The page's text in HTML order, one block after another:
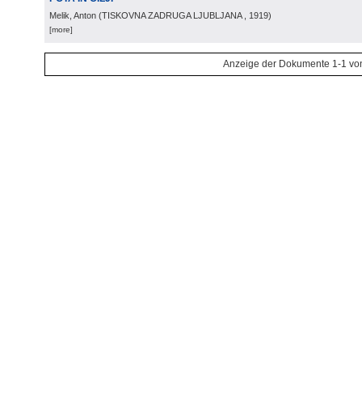
Melik, Anton (TISKOVNA ZADRUGA LJUBLJANA , 1919)
[more]
Anzeige der Dokumente 1-1